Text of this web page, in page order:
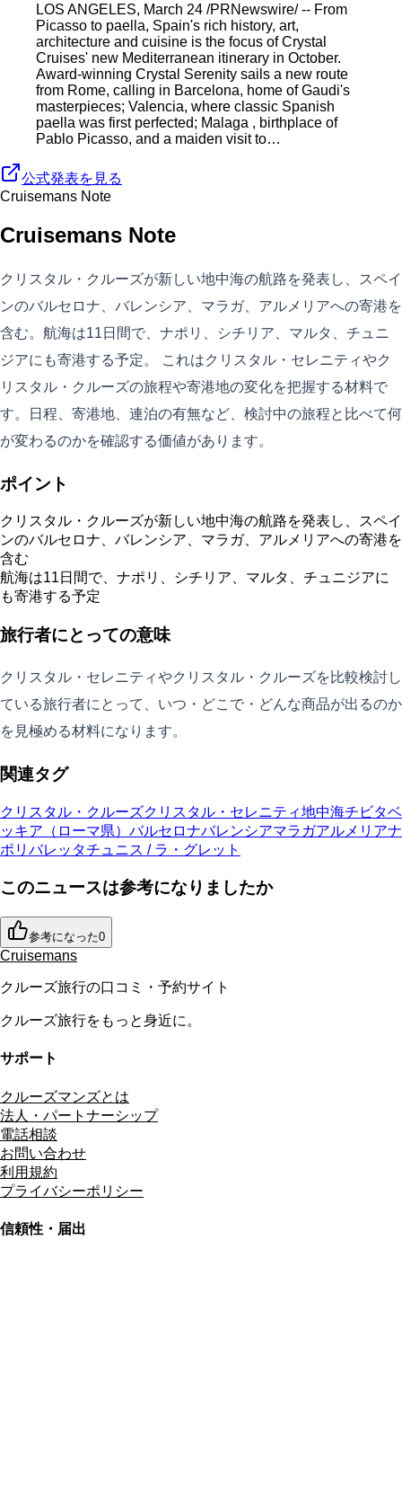
LOS ANGELES, March 24 /PRNewswire/ -- From
Picasso to paella, Spain's rich history, art,
architecture and cuisine is the focus of Crystal
Cruises' new Mediterranean itinerary in October.
Award-winning Crystal Serenity sails a new route
from Rome, calling in Barcelona, home of Gaudi's
masterpieces; Valencia, where classic Spanish
paella was first perfected; Malaga , birthplace of
Pablo Picasso, and a maiden visit to…
公式発表を見る
Cruisemans Note
Cruisemans Note
クリスタル・クルーズが新しい地中海の航路を発表し、スペイ
ンのバルセロナ、バレンシア、マラガ、アルメリアへの寄港を
含む。航海は11日間で、ナポリ、シチリア、マルタ、チュニ
ジアにも寄港する予定。 これはクリスタル・セレニティやク
リスタル・クルーズの旅程や寄港地の変化を把握する材料で
す。日程、寄港地、連泊の有無など、検討中の旅程と比べて何
が変わるのかを確認する価値があります。
ポイント
クリスタル・クルーズが新しい地中海の航路を発表し、スペイ
ンのバルセロナ、バレンシア、マラガ、アルメリアへの寄港を
含む
航海は11日間で、ナポリ、シチリア、マルタ、チュニジアに
も寄港する予定
旅行者にとっての意味
クリスタル・セレニティやクリスタル・クルーズを比較検討し
ている旅行者にとって、いつ・どこで・どんな商品が出るのか
を見極める材料になります。
関連タグ
クリスタル・クルーズクリスタル・セレニティ地中海チビタベ
ッキア（ローマ県） バルセロナバレンシアマラガアルメリアナ
ポリ バレッタチュニス / ラ・グレット
このニュースは参考になりましたか
参考になった0
Cruisemans
クルーズ旅行の口コミ・予約サイト
クルーズ旅行をもっと身近に。
サポート
クルーズマンズとは
法人・パートナーシップ
電話相談
お問い合わせ
利用規約
プライバシーポリシー
信頼性・届出